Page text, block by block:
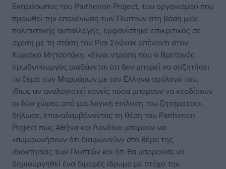
Εκπρόσωπος του Parthenon Project, του οργανισμού που
προωθεί την επανένωση των Γλυπτών στη βάση μιας
πολιτιστικής ανταλλαγής, εμφανίστηκε επικριτικός σε
σχέση με τη στάση του Ρίσι Σούνακ απέναντι στον
Κυριάκο Μητσοτάκη. «Είναι ντροπή που ο Βρετανός
πρωθυπουργός αισθάνεται ότι δεν μπορεί να συζητήσει
το θέμα των Μαρμάρων με τον Ελληνα ομόλογό του,
ιδίως αν αναλογιστεί κανείς πόσα μπορούν να κερδίσουν
οι δύο χώρες από μια λογική επίλυση του ζητήματος»,
δήλωσε, επαναλαμβάνοντας τη θέση του Parthenon
Project πως Αθήνα και Λονδίνο μπορούν να
«συμφωνήσουν ότι διαφωνούν» στο θέμα της
ιδιοκτησίας των Γλυπτών και ότι θα μπορούσε να
δημιουργηθεί ένα διμερές ίδρυμα με στόχο την